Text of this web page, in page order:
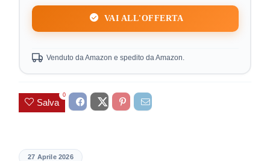
VAI ALL'OFFERTA
Venduto da Amazon e spedito da Amazon.
Salva
0
27 Aprile 2026